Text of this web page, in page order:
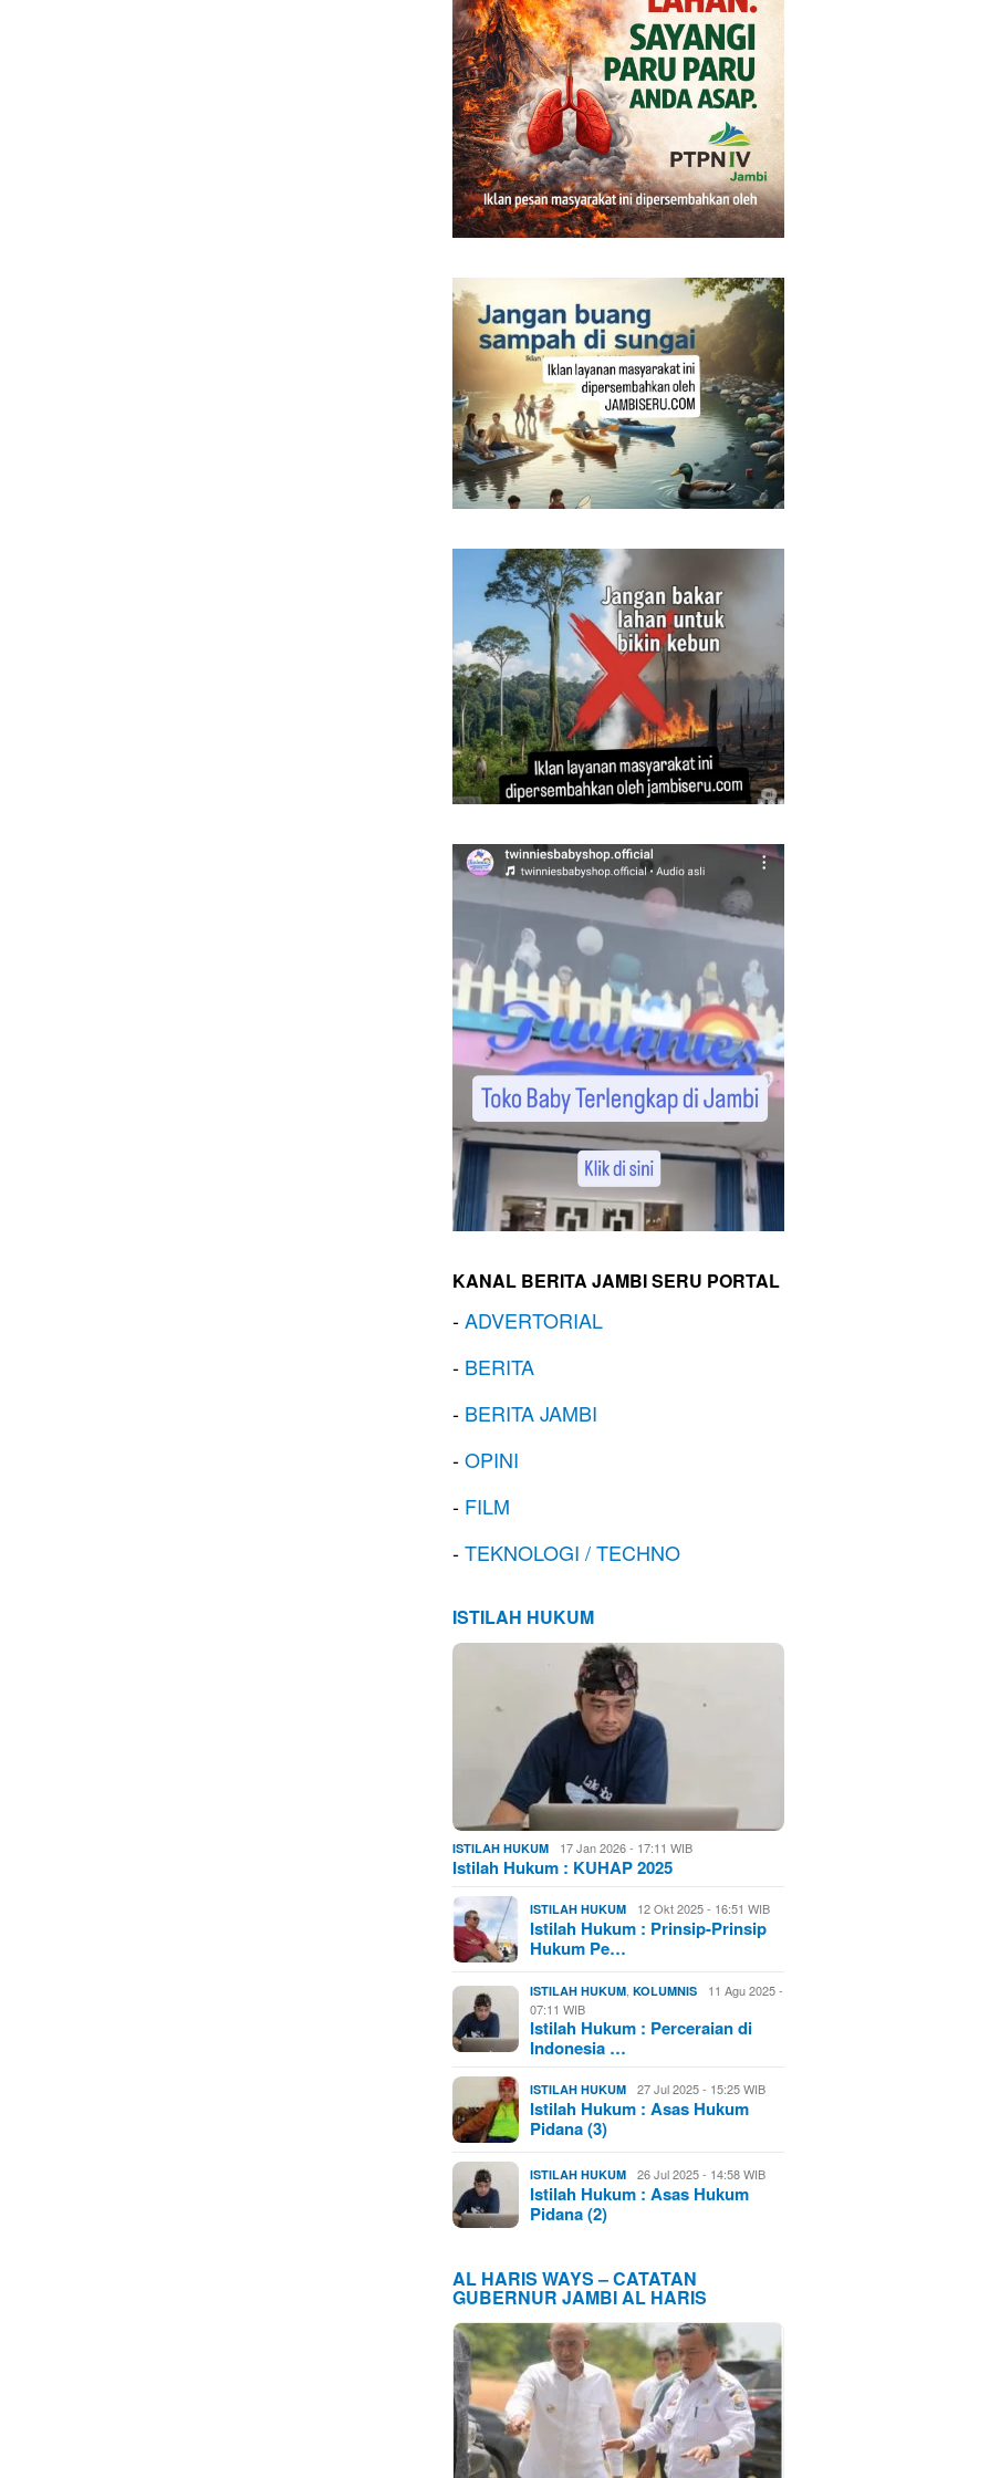
KANAL BERITA JAMBI SERU PORTAL
-ADVERTORIAL
- BERITA
- BERITA JAMBI
-OPINI
- FILM
-TEKNOLOGI / TECHNO
ISTILAH HUKUM
ISTILAH HUKUM 17 Jan 2026 - 17:11 WIB
Istilah Hukum : KUHAP 2025
ISTILAH HUKUM 12 Okt 2025 - 16:51 WIB
Istilah Hukum : Prinsip-Prinsip
Hukum Pe…
ISTILAH HUKUM ,KOLUMNIS
11 Agu 2025 -
07:11 WIB
Istilah Hukum : Perceraian di
Indonesia …
ISTILAH HUKUM 27 Jul 2025 - 15:25 WIB
Istilah Hukum : Asas Hukum
Pidana (3)
ISTILAH HUKUM 26 Jul 2025 - 14:58 WIB
Istilah Hukum : Asas Hukum
Pidana (2)
AL HARIS WAYS – CATATAN
GUBERNUR JAMBI AL HARIS